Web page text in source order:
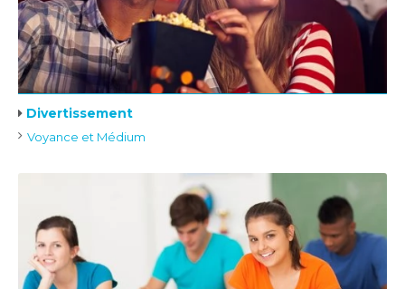
Divertissement
Voyance et Médium